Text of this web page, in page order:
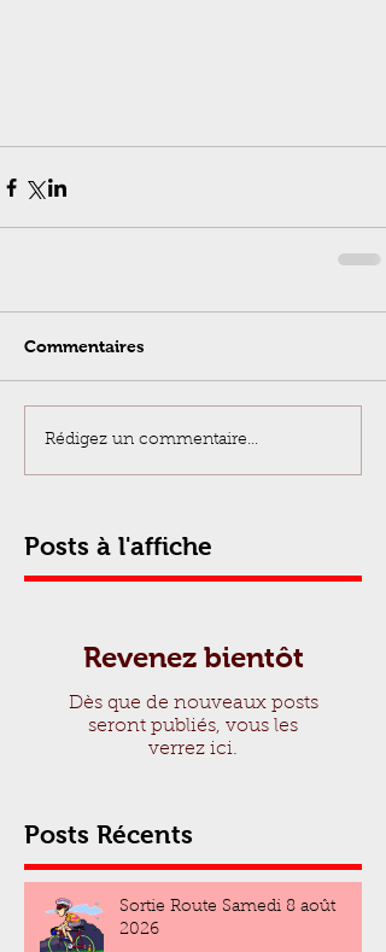
Commentaires
Rédigez un commentaire...
Posts à l'affiche
Revenez bientôt
Dès que de nouveaux posts
seront publiés, vous les
verrez ici.
Posts Récents
Sortie Route Samedi 8 août
2026